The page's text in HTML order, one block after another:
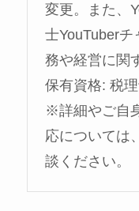
変更。また、
士YouTuber
務や経営に関
保有資格: 税
※詳細やご自
応については
談ください。